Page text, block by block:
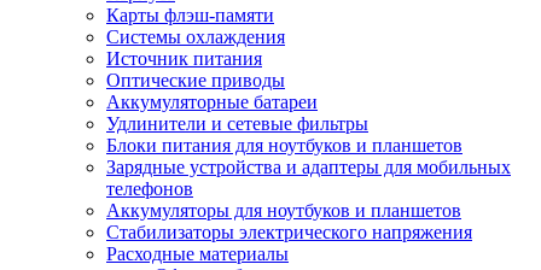
Карты флэш-памяти
Системы охлаждения
Источник питания
Оптические приводы
Аккумуляторные батареи
Удлинители и сетевые фильтры
Блоки питания для ноутбуков и планшетов
Зарядные устройства и адаптеры для мобильных
телефонов
Аккумуляторы для ноутбуков и планшетов
Стабилизаторы электрического напряжения
Расходные материалы